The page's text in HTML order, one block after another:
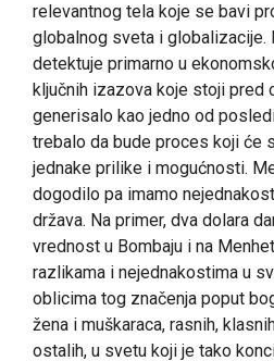
relevantnog tela koje se bavi
globalnog sveta i globalizacije.
detektuje primarno u
ključnih izazova koje stoji pred
generisalo kao jedno od
trebalo da bude proces koji će
jednake prilike i mogućnosti.
dogodilo pa imamo
država. Na primer, dva dolara
vrednost u Bombaju i na
razlikama i nejednakostima u
oblicima tog značenja poput
žena i muškaraca, rasnih,
ostalih, u svetu koji je tako